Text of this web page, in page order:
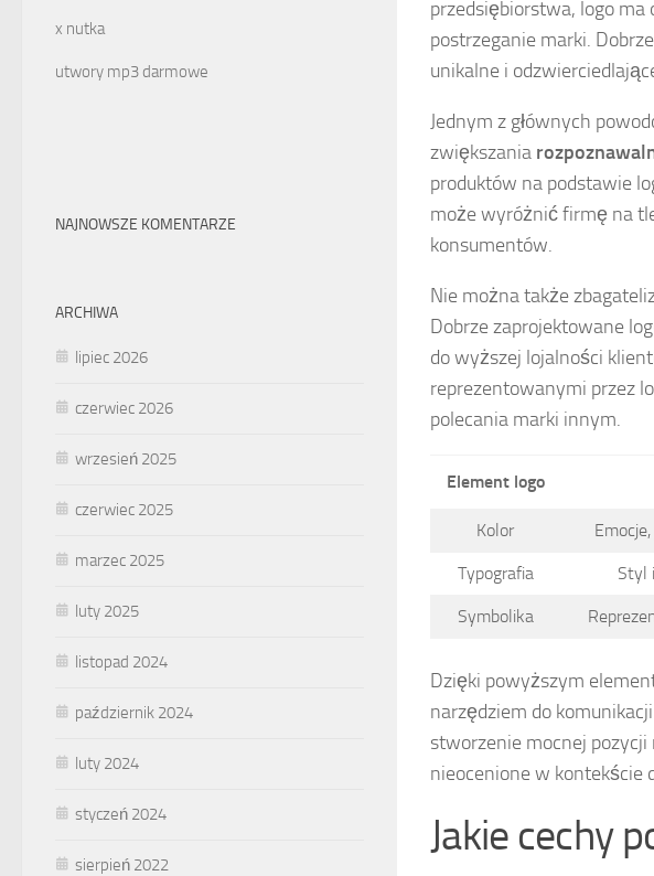
przedsiębiorstwa, logo
postrzeganie marki.
unikalne i
Jednym z głównych
zwiększania
produktów na podstawie
może wyróżnić firmę na
konsumentów.
Nie można także
Dobrze zaprojektowane
do wyższej lojalności
reprezentowanymi przez
polecania marki innym.
Element logo
Kolor
Typografia Styl
Symbolika
Dzięki powyższym
narzędziem do
stworzenie mocnej
nieocenione w kontekście
Jakie cechy
x nutka
utwory mp3 darmowe
NAJNOWSZE KOMENTARZE
ARCHIWA
lipiec 2026
czerwiec 2026
wrzesień 2025
czerwiec 2025
marzec 2025
luty 2025
listopad 2024
październik 2024
luty 2024
styczeń 2024
sierpień 2022